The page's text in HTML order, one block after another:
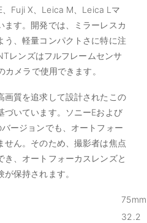
、Fuji X、Leica M、Leica Lマ
ます。開発では、ミラーレスカ
う、軽量コンパクトさに特に注
レンズはフルフレームセンサ
メラで使用できます。
画質を追求して設計されたこの
づいています。ソニーEおよび
ージョンでも、オートフォー
せん。そのため、撮影者は焦点
、オートフォーカスレンズと
保持されます。
75mm
32.2